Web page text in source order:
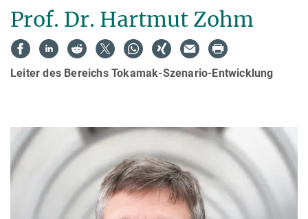
Prof. Dr. Hartmut Zohm
Leiter des Bereichs Tokamak-Szenario-Entwicklung